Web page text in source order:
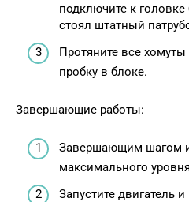
подключите к головке
стоял штатный
Протяните все
пробку в блоке.
Завершающие работы:
Завершающим шагом
максимального
Запустите двигатель